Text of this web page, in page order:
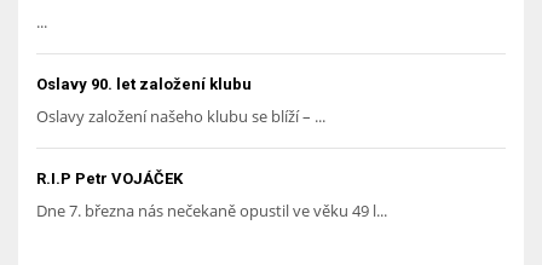
...
Oslavy 90. let založení klubu
Oslavy založení našeho klubu se blíží – ...
R.I.P Petr VOJÁČEK
Dne 7. března nás nečekaně opustil ve věku 49 l...